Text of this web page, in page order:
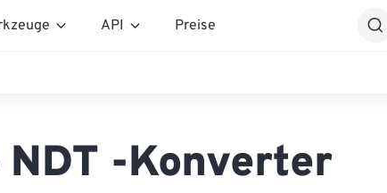
API Preise
NDT -Konverter